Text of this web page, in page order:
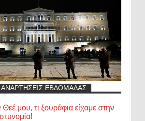
ΕΒΔΟΜΑΔΑΣ
Θεέ μου, τι ξουράφια είχαμε στην